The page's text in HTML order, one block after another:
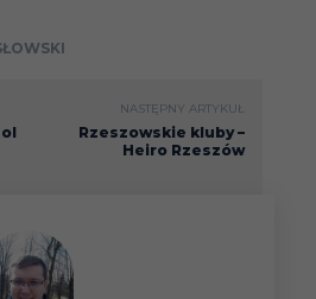
NASTĘPNY ARTYKUŁ
Rzeszowskie kluby –
Heiro Rzeszów